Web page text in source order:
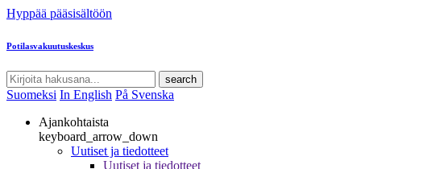
Hyppää pääsisältöön
Potilasvakuutuskeskus
search
Suomeksi In English På Svenska
Ajankohtaista
keyboard_arrow_down
Uutiset ja tiedotteet
Uutiset ja tiedotteet